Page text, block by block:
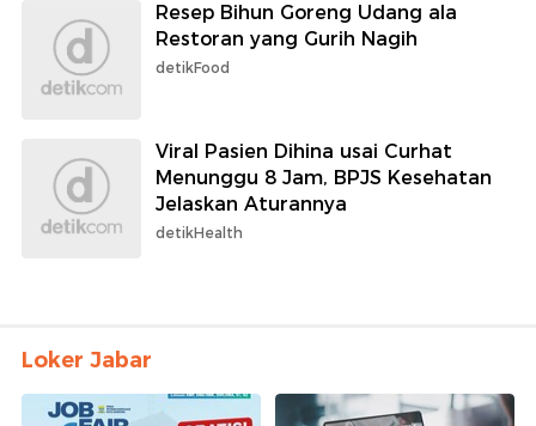
Resep Bihun Goreng Udang ala
Restoran yang Gurih Nagih
detikFood
Viral Pasien Dihina usai Curhat
Menunggu 8 Jam, BPJS Kesehatan
Jelaskan Aturannya
detikHealth
Loker Jabar